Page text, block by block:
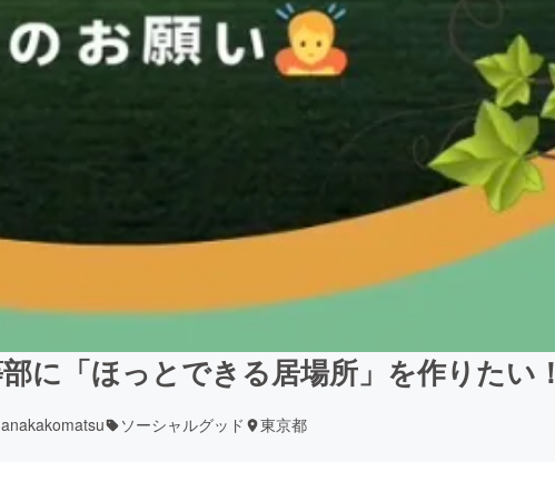
に「ほっとできる居場所」を作りたい！
ソーシャルグッド 東京都